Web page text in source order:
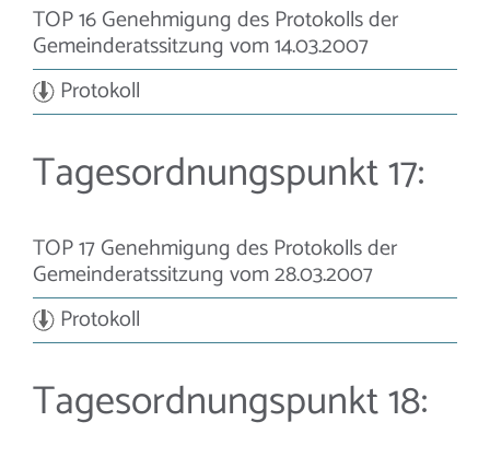
TOP 16 Genehmigung des Protokolls der
Gemeinderatssitzung vom 14.03.2007
Protokoll
Tagesordnungspunkt 17:
TOP 17 Genehmigung des Protokolls der
Gemeinderatssitzung vom 28.03.2007
Protokoll
Tagesordnungspunkt 18: